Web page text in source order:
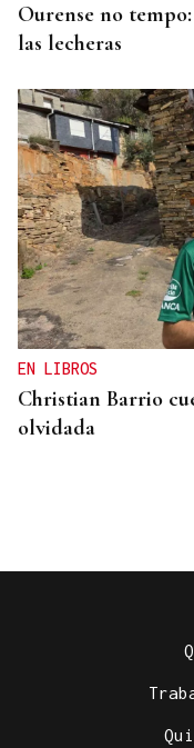
Ourense no
las lecheras
EN LIBROS
Christian Barrio
olvidada